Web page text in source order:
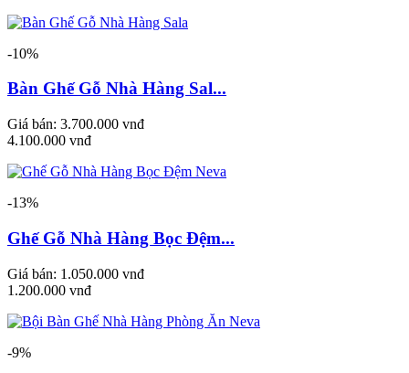
-10%
Bàn Ghế Gỗ Nhà Hàng Sal...
Giá bán: 3.700.000 vnđ
4.100.000 vnđ
-13%
Ghế Gỗ Nhà Hàng Bọc Đệm...
Giá bán: 1.050.000 vnđ
1.200.000 vnđ
-9%